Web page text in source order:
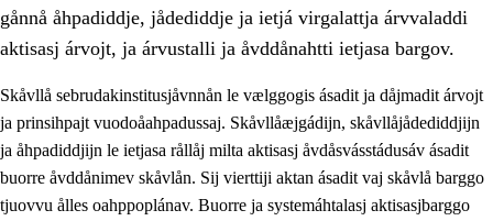
gånnå åhpadiddje, jådediddje ja ietjá virgalattja árvvaladdi
aktisasj árvojt, ja árvustalli ja åvddånahtti ietjasa bargov.
Skåvllå sebrudakinstitusjåvnnån le vælggogis ásadit ja dåjmadit árvojt
ja prinsihpajt vuodoåahpadussaj. Skåvllåæjgádijn, skåvllåjådediddjijn
ja åhpadiddjijn le ietjasa rållåj milta aktisasj åvdåsvásstádusáv ásadit
buorre åvddånimev skåvlån. Sij vierttiji aktan ásadit vaj skåvlå barggo
tjuovvu ålles oahppoplánav. Buorre ja systemáhtalasj aktisasjbarggo